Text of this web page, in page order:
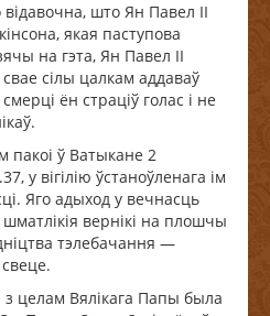
што Ян Павел II
якая паступова
на гэта, Ян Павел II
сілы цалкам аддаваў
ён страціў голас і не
пакоі ў Ватыкане 2
у вігілію ўстаноўленага ім
Яго адыход у вечнасць
вернікі на плошчы
тэлебачання —
целам Вялікага Папы была